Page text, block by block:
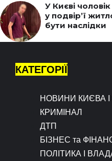
У Києві
у подвір’ї
бути наслідки
КАТЕГОРІЇ
НОВИНИ КИЄВА І
КРИМІНАЛ
ДТП
БІЗНЕС та
ПОЛІТИКА І